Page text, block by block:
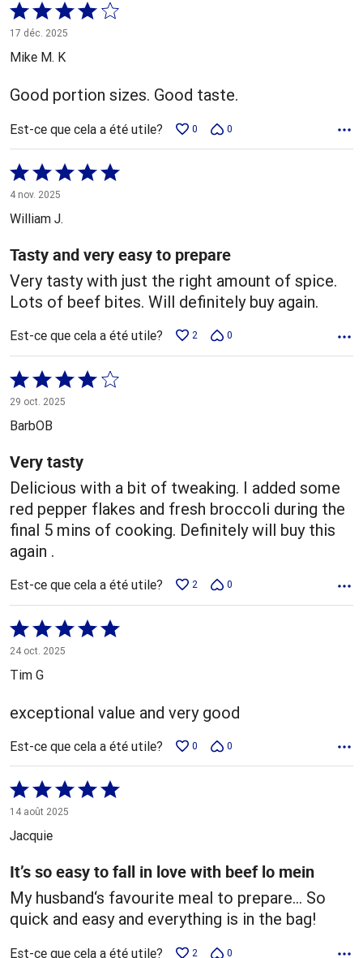
Coté
4 sur
5
17 déc. 2025
Mike M. K
Good portion sizes. Good taste.
Est-ce que cela a été utile? 0 0
Coté
5 sur
5
4 nov. 2025
William J.
Tasty and very easy to prepare
Very tasty with just the right amount of spice.
Lots of beef bites. Will definitely buy again.
Est-ce que cela a été utile? 2 0
Coté
4 sur
5
29 oct. 2025
BarbOB
Very tasty
Delicious with a bit of tweaking. I added some
red pepper flakes and fresh broccoli during the
final 5 mins of cooking. Definitely will buy this
again .
Est-ce que cela a été utile? 2 0
Coté
5 sur
5
24 oct. 2025
Tim G
exceptional value and very good
Est-ce que cela a été utile? 0 0
Coté
5 sur
5
14 août 2025
Jacquie
It’s so easy to fall in love with beef lo mein
My husband‘s favourite meal to prepare… So
quick and easy and everything is in the bag!
Est-ce que cela a été utile? 2 0